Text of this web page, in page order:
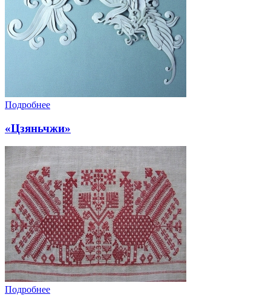
Подробнее
«Цзяньчжи»
Подробнее